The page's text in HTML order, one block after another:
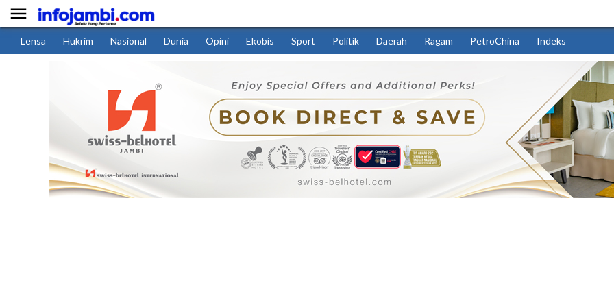

Lensa Hukrim Nasional Dunia Opini Ekobis Sport Politik Daerah Ragam PetroChina Indeks